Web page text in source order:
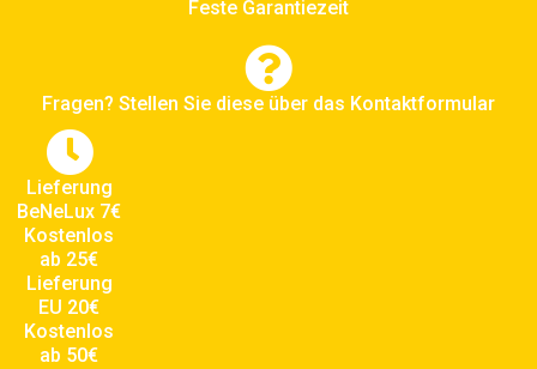
Feste Garantiezeit
Fragen? Stellen Sie diese über das Kontaktformular
Lieferung
BeNeLux 7€
Kostenlos
ab 25€
Lieferung
EU 20€
Kostenlos
ab 50€